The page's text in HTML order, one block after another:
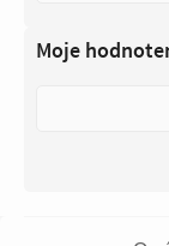
Moje